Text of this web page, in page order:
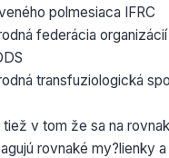
polmesiaca IFRC
federácia
transfuziologická
v tom že sa na
rovnaké my?lienky